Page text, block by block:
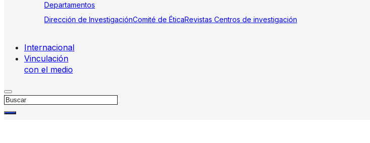
Departamentos
Dirección de InvestigaciónComité de ÉticaRevistas Centros de investigación
Internacional
Vinculación
con el medio
Buscar